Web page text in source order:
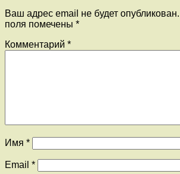
Ваш адрес email не будет опубликован.
поля помечены *
Комментарий *
Имя *
Email *